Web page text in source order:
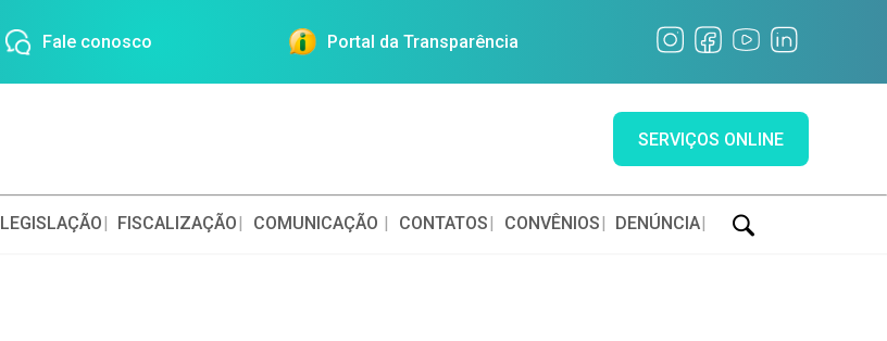
Fale conosco Portal da Transparência
SERVIÇOS ONLINE
LEGISLAÇÃO FISCALIZAÇÃO COMUNICAÇÃO CONTATOS CONVÊNIOS DENÚNCIA